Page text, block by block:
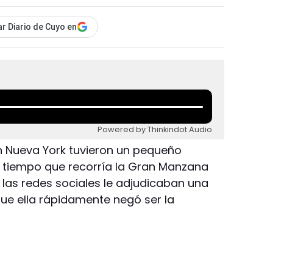
Diario de Cuyo en
Powered by Thinkindot Audio
York tuvieron un pequeño
que recorría la Gran Manzana
redes sociales le adjudicaban una
ella rápidamente negó ser la